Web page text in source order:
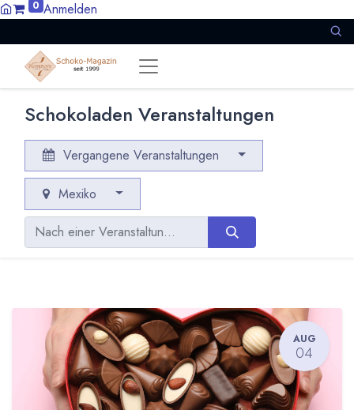
0 Anmelden
Schokoladen Veranstaltungen
Vergangene Veranstaltungen
Mexiko
AUG
04